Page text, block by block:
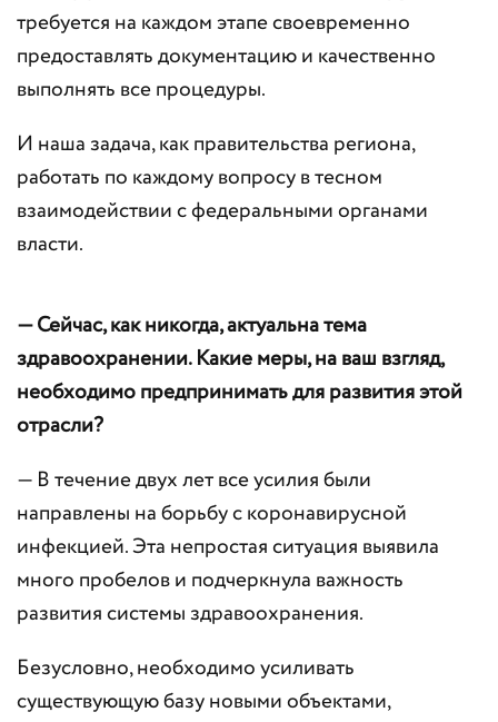
требуется на каждом этапе своевременно
предоставлять документацию и качественно
выполнять все процедуры.
И наша задача, как правительства региона,
работать по каждому вопросу в тесном
взаимодействии с федеральными органами
власти.
— Сейчас, как никогда, актуальна тема
здравоохранении. Какие меры, на ваш взгляд,
необходимо предпринимать для развития этой
отрасли?
— В течение двух лет все усилия были
направлены на борьбу с коронавирусной
инфекцией. Эта непростая ситуация выявила
много пробелов и подчеркнула важность
развития системы здравоохранения.
Безусловно, необходимо усиливать
существующую базу новыми объектами,